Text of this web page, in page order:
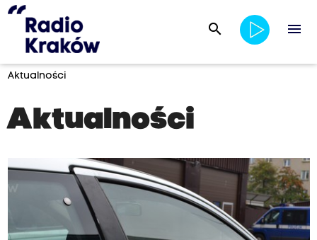
search menu
Aktualności
Aktualności